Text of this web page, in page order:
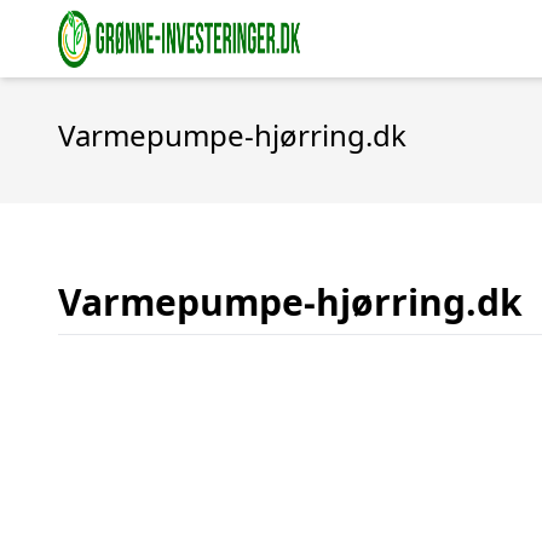
Varmepumpe-hjørring.dk
Varmepumpe-hjørring.dk